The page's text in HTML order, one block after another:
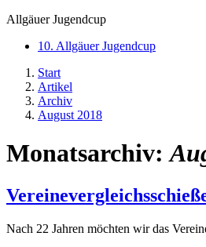
Allgäuer Jugendcup
10. Allgäuer Jugendcup
Start
Artikel
Archiv
August 2018
Monatsarchiv:
Nach 22 Jahren möchten wir das